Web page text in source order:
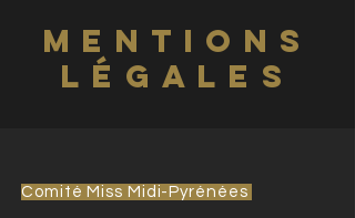
MENTIONS
LÉGALES
Comité Miss Midi-Pyrénées